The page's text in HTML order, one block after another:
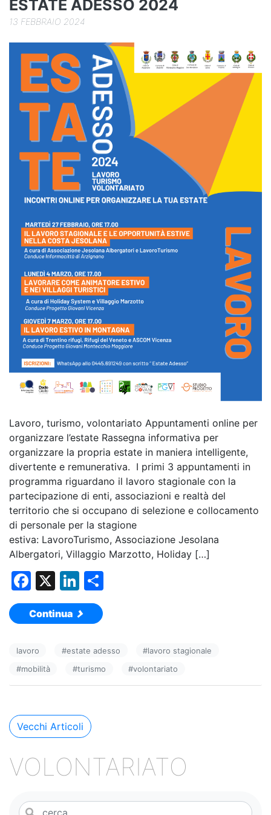
ESTATE ADESSO 2024
13 FEBBRAIO 2024
Lavoro, turismo, volontariato Appuntamenti online per
organizzare l’estate Rassegna informativa per
organizzare la propria estate in maniera intelligente,
divertente e remunerativa. I primi 3 appuntamenti in
programma riguardano il lavoro stagionale con la
partecipazione di enti, associazioni e realtà del
territorio che si occupano di selezione e collocamento
di personale per la stagione
estiva: LavoroTurismo, Associazione Jesolana
Albergatori, Villaggio Marzotto, Holiday […]
F
a
c
b
o
k
X
Li
n
k
dI
n
vi
di
Continua
lavoro #estate adesso #lavoro stagionale
#mobilità #turismo #volontariato
Navigazione
Vecchi Articoli
VOLONTARIATO